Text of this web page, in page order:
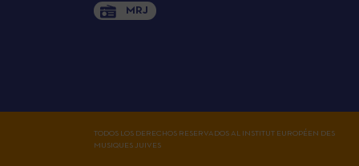
MRJ
TODOS LOS DERECHOS RESERVADOS AL INSTITUT EUROPÉEN DES
MUSIQUES JUIVES